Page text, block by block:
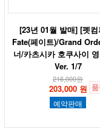
[23년 01월 발매] [펫
Fate(페이트)/Grand
너/카츠시카 호쿠사이
Ver. 1/7
216,000원
203,000 원
예약판매